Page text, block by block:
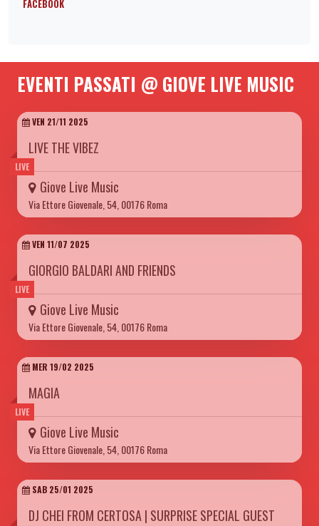
FACEBOOK
EVENTI PASSATI @ GIOVE LIVE MUSIC
LIVE
VEN 21/11 2025
LIVE THE VIBEZ
Giove Live Music
Via Ettore Giovenale, 54, 00176 Roma
LIVE
VEN 11/07 2025
GIORGIO BALDARI AND FRIENDS
Giove Live Music
Via Ettore Giovenale, 54, 00176 Roma
LIVE
MER 19/02 2025
MAGIA
Giove Live Music
Via Ettore Giovenale, 54, 00176 Roma
SAB 25/01 2025
DJ CHEI FROM CERTOSA | SURPRISE SPECIAL GUEST